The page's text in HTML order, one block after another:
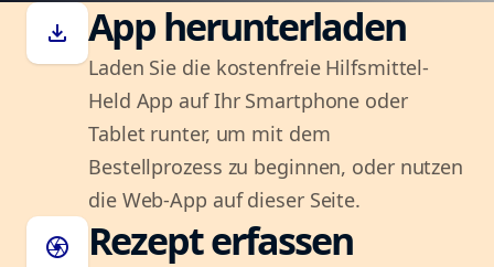
download App herunterladen
Laden Sie die kostenfreie Hilfsmittel-
Held App auf Ihr Smartphone oder
Tablet runter, um mit dem
Bestellprozess zu beginnen, oder nutzen
die Web-App auf dieser Seite.
camera Rezept erfassen